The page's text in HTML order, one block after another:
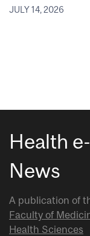
JULY 14, 2026
Health e-
News
A publication of
Faculty of
Health Sciences